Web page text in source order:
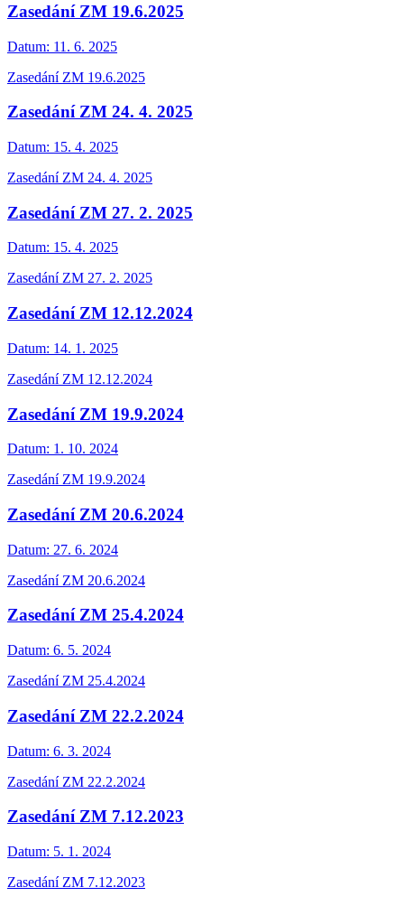
Zasedání ZM 19.6.2025
Datum: 11. 6. 2025
Zasedání ZM 19.6.2025
Zasedání ZM 24. 4. 2025
Datum: 15. 4. 2025
Zasedání ZM 24. 4. 2025
Zasedání ZM 27. 2. 2025
Datum: 15. 4. 2025
Zasedání ZM 27. 2. 2025
Zasedání ZM 12.12.2024
Datum: 14. 1. 2025
Zasedání ZM 12.12.2024
Zasedání ZM 19.9.2024
Datum: 1. 10. 2024
Zasedání ZM 19.9.2024
Zasedání ZM 20.6.2024
Datum: 27. 6. 2024
Zasedání ZM 20.6.2024
Zasedání ZM 25.4.2024
Datum: 6. 5. 2024
Zasedání ZM 25.4.2024
Zasedání ZM 22.2.2024
Datum: 6. 3. 2024
Zasedání ZM 22.2.2024
Zasedání ZM 7.12.2023
Datum: 5. 1. 2024
Zasedání ZM 7.12.2023